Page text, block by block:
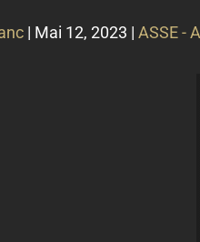
| Mai 12, 2023 | ASSE -